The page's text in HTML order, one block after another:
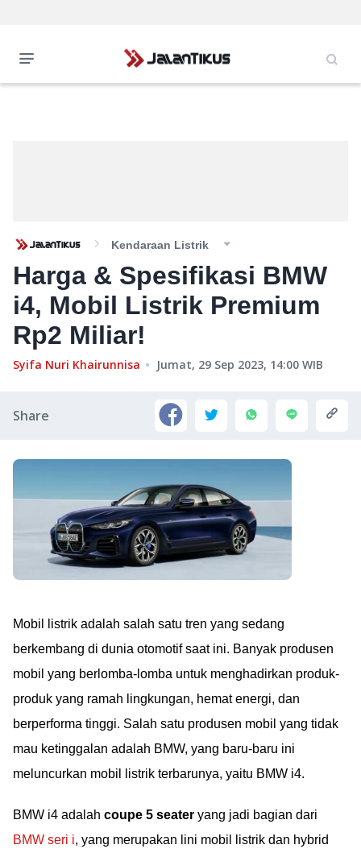
Kendaraan Listrik
Harga & Spesifikasi BMW
i4, Mobil Listrik Premium
Rp2 Miliar!
Syifa Nuri Khairunnisa Jumat, 29 Sep 2023, 14:00 WIB
Share
Mobil listrik adalah salah satu tren yang sedang
berkembang di dunia otomotif saat ini. Banyak produsen
mobil yang berlomba-lomba untuk menghadirkan produk-
produk yang ramah lingkungan, hemat energi, dan
berperforma tinggi. Salah satu produsen mobil yang tidak
mau ketinggalan adalah BMW, yang baru-baru ini
meluncurkan mobil listrik terbarunya, yaitu BMW i4.
BMW i4 adalah coupe 5 seater yang jadi bagian dari
BMW seri i, yang merupakan lini mobil listrik dan hybrid